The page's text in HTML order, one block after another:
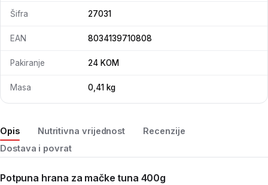
Opis Nutritivna vrijednost
Recenzije
Dostava i povrat
Potpuna hrana za mačke tuna 400g
Šifra 27031
EAN 8034139710808
Pakiranje 24 KOM
Masa 0,41 kg